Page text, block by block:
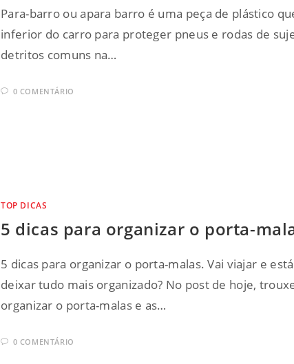
Para-barro ou apara barro é uma peça de plástico
inferior do carro para proteger pneus e rodas de
detritos comuns na…
0 COMENTÁRIO
TOP DICAS
5 dicas para organizar o porta-
5 dicas para organizar o porta-malas. Vai viajar e
deixar tudo mais organizado? No post de hoje,
organizar o porta-malas e as…
0 COMENTÁRIO